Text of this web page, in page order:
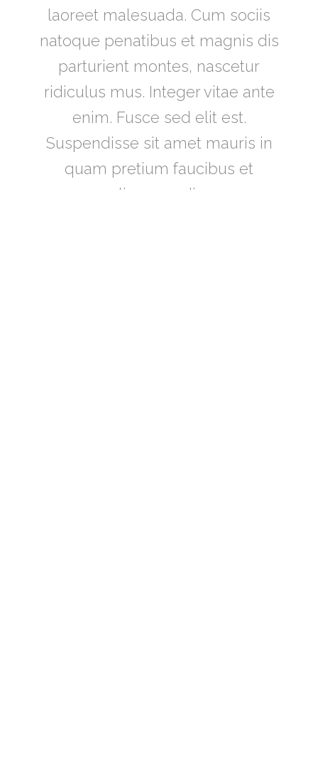
laoreet malesuada. Cum sociis
natoque penatibus et magnis dis
parturient montes, nascetur
ridiculus mus. Integer vitae ante
enim. Fusce sed elit est.
Suspendisse sit amet mauris in
quam pretium faucibus et
aliquam odio.